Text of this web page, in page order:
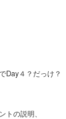
Day４？だっけ？
トの説明、